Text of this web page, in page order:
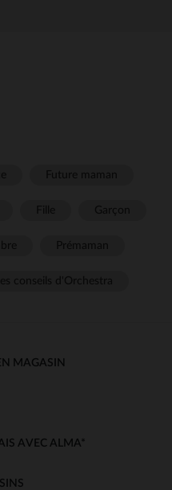
MAGASIN
AVEC ALMA*